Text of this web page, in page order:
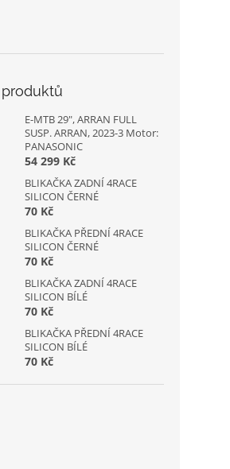
E-MTB 29", ARRAN FULL
SUSP. ARRAN, 2023-3 Motor:
PANASONIC
54 299 Kč
BLIKAČKA ZADNÍ 4RACE
SILICON ČERNÉ
70 Kč
BLIKAČKA PŘEDNÍ 4RACE
SILICON ČERNÉ
70 Kč
BLIKAČKA ZADNÍ 4RACE
SILICON BÍLÉ
70 Kč
BLIKAČKA PŘEDNÍ 4RACE
SILICON BÍLÉ
70 Kč